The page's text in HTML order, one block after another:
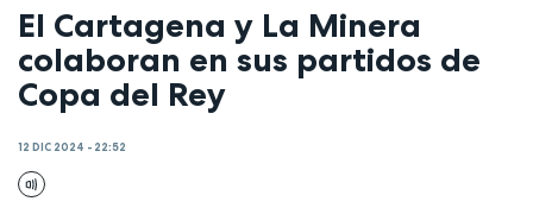
El Cartagena y La Minera
colaboran en sus partidos de
Copa del Rey
12 DIC 2024 - 22:52